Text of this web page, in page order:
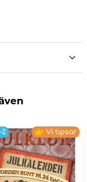
2 Vi tipsar